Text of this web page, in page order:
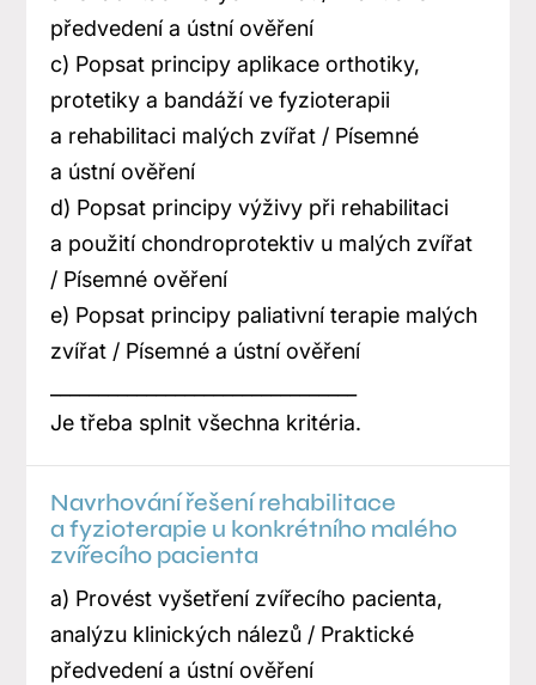
předvedení a ústní ověření
c) Popsat principy aplikace orthotiky,
protetiky a bandáží ve fyzioterapii
a rehabilitaci malých zvířat / Písemné
a ústní ověření
d) Popsat principy výživy při rehabilitaci
a použití chondroprotektiv u malých zvířat
/ Písemné ověření
e) Popsat principy paliativní terapie malých
zvířat / Písemné a ústní ověření
Je třeba splnit všechna kritéria.
Navrhování řešení rehabilitace
a fyzioterapie u konkrétního malého
zvířecího pacienta
a) Provést vyšetření zvířecího pacienta,
analýzu klinických nálezů / Praktické
předvedení a ústní ověření